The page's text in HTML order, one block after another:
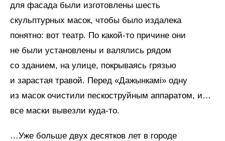
для фасада были изготовлены шесть
скульптурных масок, чтобы было издалека
понятно: вот театр. По какой-то причине они
не были установлены и валялись рядом
со зданием, на улице, покрываясь грязью
и зарастая травой. Перед «Дажынкамi» одну
из масок очистили пескоструйным аппаратом, и…
все маски вывезли куда-то.
…Уже больше двух десятков лет в городе